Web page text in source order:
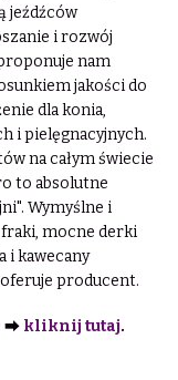
jeźdźców
i rozwój
nam
jakości do
dla konia,
i pielęgnacyjnych.
na całym świecie
to absolutne
Wymyślne i
mocne derki
i kawecany
producent.
⮕ kliknij tutaj.